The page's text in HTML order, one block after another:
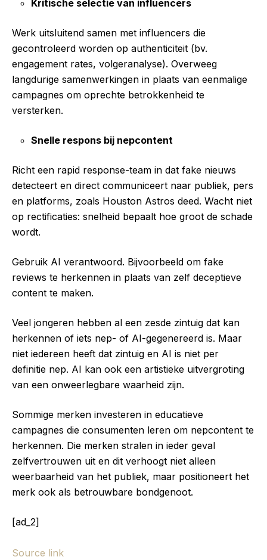
Kritische selectie van influencers
Werk uitsluitend samen met influencers die
gecontroleerd worden op authenticiteit (bv.
engagement rates, volgeranalyse). Overweeg
langdurige samenwerkingen in plaats van eenmalige
campagnes om oprechte betrokkenheid te
versterken.
Snelle respons bij nepcontent
Richt een rapid response-team in dat fake nieuws
detecteert en direct communiceert naar publiek, pers
en platforms, zoals Houston Astros deed. Wacht niet
op rectificaties: snelheid bepaalt hoe groot de schade
wordt.
Gebruik AI verantwoord. Bijvoorbeeld om fake
reviews te herkennen in plaats van zelf deceptieve
content te maken.
Veel jongeren hebben al een zesde zintuig dat kan
herkennen of iets nep- of AI-gegenereerd is. Maar
niet iedereen heeft dat zintuig en AI is niet per
definitie nep. AI kan ook een artistieke uitvergroting
van een onweerlegbare waarheid zijn.
Sommige merken investeren in educatieve
campagnes die consumenten leren om nepcontent te
herkennen. Die merken stralen in ieder geval
zelfvertrouwen uit en dit verhoogt niet alleen
weerbaarheid van het publiek, maar positioneert het
merk ook als betrouwbare bondgenoot.
[ad_2]
Source link